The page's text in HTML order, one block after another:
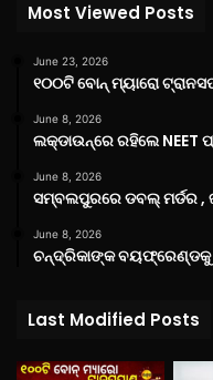
Most Viewed Posts
June 23, 2026
୧୦୦ଟି ବୋନ୍ ମ୍ୟାରୋ
June 8, 2026
ଲକ୍‌ଡାଉନ୍‌ରେ ରହିଲେ NEET
June 8, 2026
ସମ୍ବଲପୁରରେ ଡବଲ୍ ମର୍ଡର ,
June 8, 2026
ଚନ୍ଦ୍ରିକାଙ୍କ ବୟଫ୍ରେଣ୍ଡକୁ
Last Modified Posts